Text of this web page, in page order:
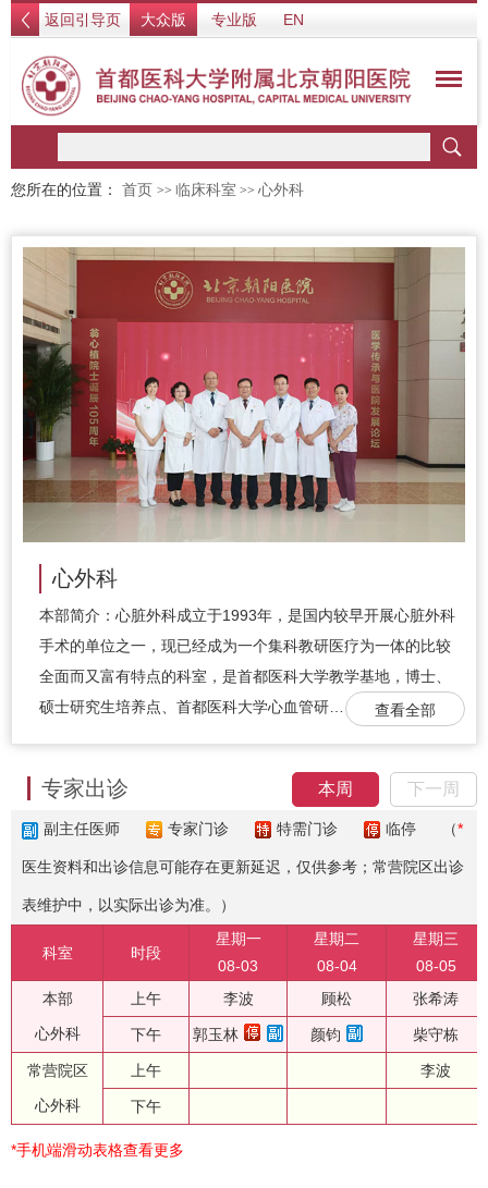
返回引导页 大众版 专业版 EN
您所在的位置： 首页 >> 临床科室 >> 心外科
心外科
本部简介：心脏外科成立于1993年，是国内较早开展心脏外科
手术的单位之一，现已经成为一个集科教研医疗为一体的比较
全面而又富有特点的科室，是首都医科大学教学基地，博士、
硕士研究生培养点、首都医科大学心血管研…
查看全部
本周 下一周
专家出诊
副主任医师 专家门诊 特需门诊 临停 （*
医生资料和出诊信息可能存在更新延迟，仅供参考；常营院区出诊
表维护中，以实际出诊为准。）
科室 时段
星期一
08-03
星期二
08-04
星期三
08-05
本部
心外科
上午 李波 顾松 张希涛
下午 郭玉林 颜钧 柴守栋
常营院区
心外科
上午 李波
下午
*手机端滑动表格查看更多